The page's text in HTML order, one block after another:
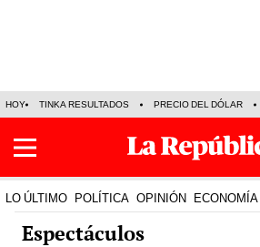
HOY TINKA RESULTADOS PRECIO DEL DÓLAR
LO ÚLTIMO POLÍTICA OPINIÓN ECONOMÍA
Espectáculos